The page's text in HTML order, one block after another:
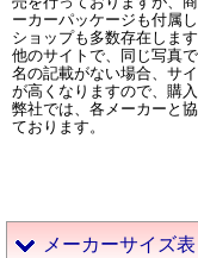
ーカーパッケージも付属
ショップも多数存在します
他のサイトで、同じ写真
名の記載がない場合、サ
が高くなりますので、購
弊社では、各メーカーと
ております。
メーカーサイズ表